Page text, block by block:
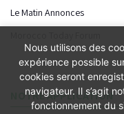
Le Matin Annonces
NOTRE APPLICATION
Nous utilisons des
expérience possible
cookies seront
navigateur. Il s’agit
fonctionnement du